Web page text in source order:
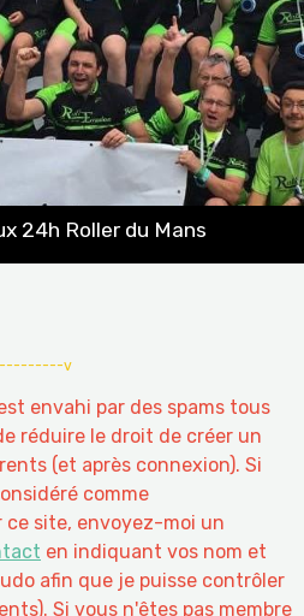
24h Roller du Mans
---------v
envahi par des spams tous
réduire le droit de créer un
(et après connexion). Si
comme
ce site, envoyez-moi un
en indiquant vos nom et
afin que je puisse contrôler
Si vous n'êtes pas membre